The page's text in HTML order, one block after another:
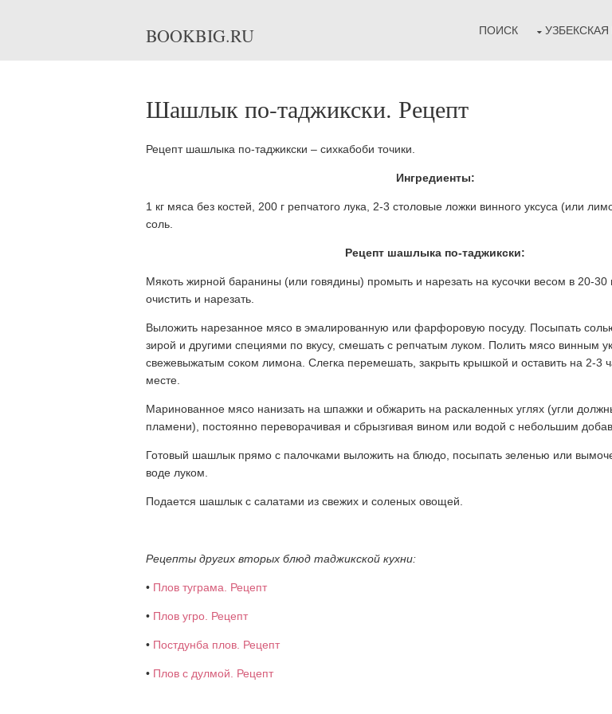
BOOKBIG.RU ПОИСК УЗБЕКСКАЯ
Шашлык по-таджикски. Рецепт
Рецепт шашлыка по-таджикски – сихкабоби точики.
Ингредиенты:
1 кг мяса без костей, 200 г репчатого лука, 2-3 столовые ложки винного уксуса (или
соль.
Рецепт шашлыка по-таджикски:
Мякоть жирной баранины (или говядины) промыть и нарезать на кусочки весом в 20-30
очистить и нарезать.
Выложить нарезанное мясо в эмалированную или фарфоровую посуду. Посыпать
зирой и другими специями по вкусу, смешать с репчатым луком. Полить мясо винным
свежевыжатым соком лимона. Слегка перемешать, закрыть крышкой и оставить на 2-3
месте.
Маринованное мясо нанизать на шпажки и обжарить на раскаленных углях (угли
пламени), постоянно переворачивая и сбрызгивая вином или водой с небольшим
Готовый шашлык прямо с палочками выложить на блюдо, посыпать зеленью или
воде луком.
Подается шашлык с салатами из свежих и соленых овощей.
Рецепты других вторых блюд таджикской кухни:
• Плов туграма. Рецепт
• Плов угро. Рецепт
• Постдунба плов. Рецепт
• Плов с дулмой. Рецепт